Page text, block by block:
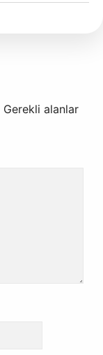
Gerekli alanlar